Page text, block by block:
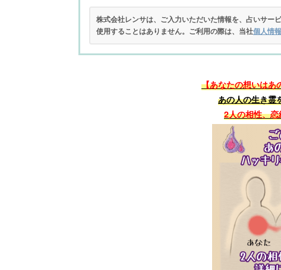
株式会社レンサは、ご入力いただいた情報を、占いサー
使用することはありません。ご利用の際は、当社個人情
【あなたの想いは
あの人の生き霊
2人の相性、恋